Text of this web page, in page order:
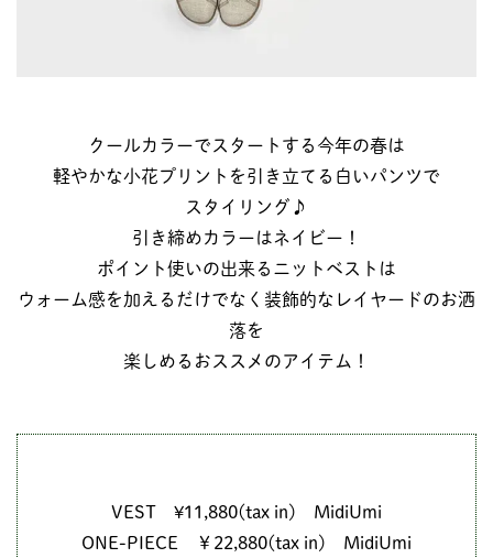
クールカラーでスタートする今年の春は
軽やかな小花プリントを引き立てる白いパンツで
スタイリング♪
引き締めカラーはネイビー！
ポイント使いの出来るニットベストは
ウォーム感を加えるだけでなく装飾的なレイヤードのお洒
落を
楽しめるおススメのアイテム！
VEST ¥11,880(tax in) MidiUmi
ONE-PIECE ￥22,880(tax in) MidiUmi